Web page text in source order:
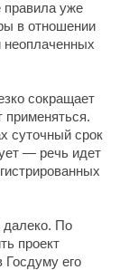
правила уже
в отношении
неоплаченных
сокращает
применяться.
суточный срок
— речь идет
далеко. По
проект
Госдуму его